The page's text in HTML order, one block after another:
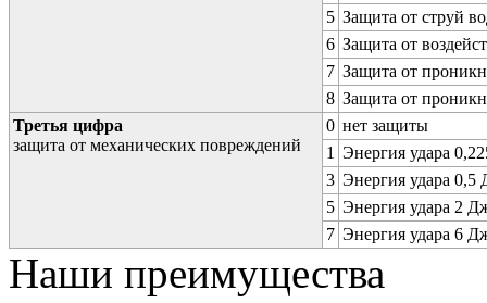
5 Защита от струй
6 Защита от
7 Защита от
8 Защита от
Третья цифра
защита от механических повреждений
0 нет защиты
1 Энергия удара
3 Энергия удара 0,5
5 Энергия удара 2
7 Энергия удара 6
Наши преимущества